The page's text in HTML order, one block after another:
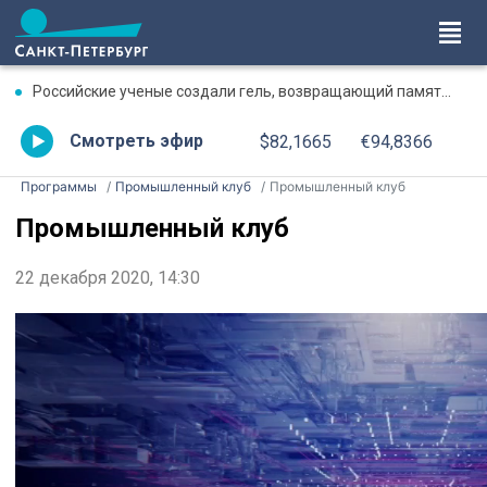
Российские ученые создали гель, возвращающий память после травмы
Смотреть эфир $82,1665 €94,8366
Программы Промышленный клуб Промышленный клуб
Промышленный клуб
22 декабря 2020, 14:30